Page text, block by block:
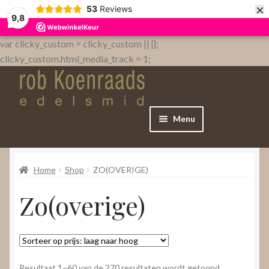
9,8
53 Reviews ×
var clicky_custom = clicky_custom || {};
clicky_custom.html_media_track = 1;
Menu
Home
Over
Contact
Home Shop ZO(OVERIGE)
Zo(overige)